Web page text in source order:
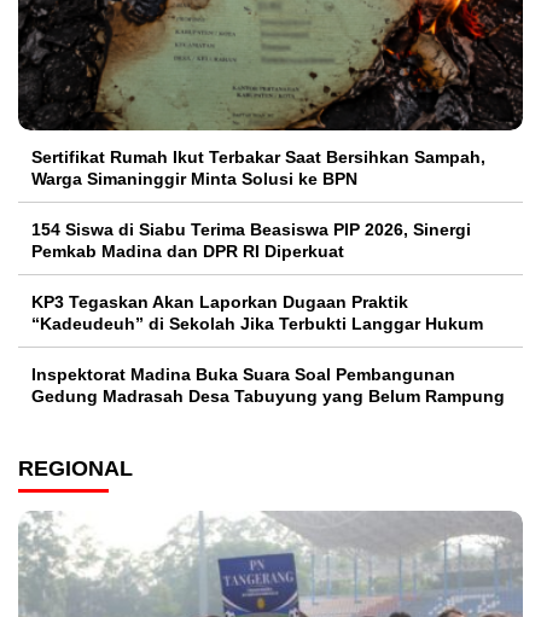
Sertifikat Rumah Ikut Terbakar Saat Bersihkan Sampah,
Warga Simaninggir Minta Solusi ke BPN
154 Siswa di Siabu Terima Beasiswa PIP 2026, Sinergi
Pemkab Madina dan DPR RI Diperkuat
KP3 Tegaskan Akan Laporkan Dugaan Praktik
“Kadeudeuh” di Sekolah Jika Terbukti Langgar Hukum
Inspektorat Madina Buka Suara Soal Pembangunan
Gedung Madrasah Desa Tabuyung yang Belum Rampung
REGIONAL